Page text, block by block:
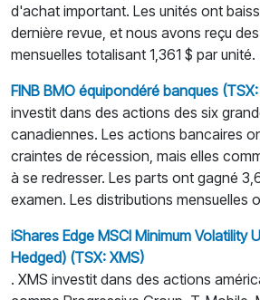
d'achat important. Les unités ont
dernière revue, et nous avons reçu
mensuelles totalisant 1,361 $ par unité.
FINB BMO équipondéré banques (TSX:
investit dans des actions des six
canadiennes. Les actions bancaires
craintes de récession, mais elles
à se redresser. Les parts ont gagné
examen. Les distributions mensuelles
iShares Edge MSCI Minimum Volatility
Hedged) (TSX: XMS)
. XMS investit dans des actions